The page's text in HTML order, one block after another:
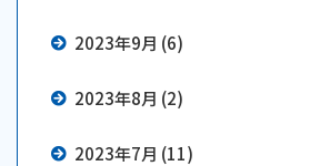
2023年9月 (6)
2023年8月 (2)
2023年7月 (11)